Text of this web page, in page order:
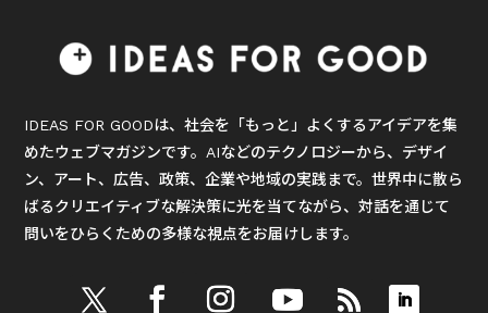
IDEAS FOR GOODは、社会を「もっと」よくするアイデアを集
めたウェブマガジンです。AIなどのテクノロジーから、デザイ
ン、アート、広告、政策、企業や地域の実践まで。世界中に散ら
ばるクリエイティブな解決策に光を当てながら、対話を通じて
問いをひらくための多様な視点をお届けします。